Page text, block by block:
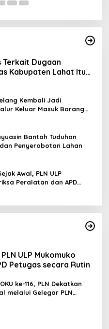
Terkait Dugaan
Kabupaten Lahat Itu
Kembali Jadi
Keluar Masuk Barang
Nama Berinisial WL
Bantah Tuduhan
Penyerobotan Lahan
Awal, PLN ULP
Peralatan dan APD
Rutin
ULP Mukomuko
Petugas secara Rutin
ke-116, PLN Dekatkan
melalui Gelegar PLN